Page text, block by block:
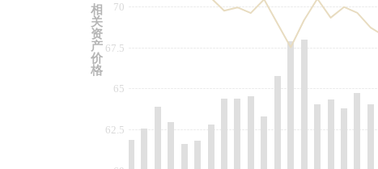
62.5
65
67.5
70
相
关
资
产
价
格